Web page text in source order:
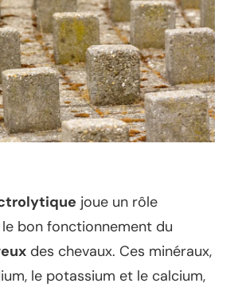
joue un rôle
bon fonctionnement du
des chevaux. Ces minéraux,
le potassium et le calcium,